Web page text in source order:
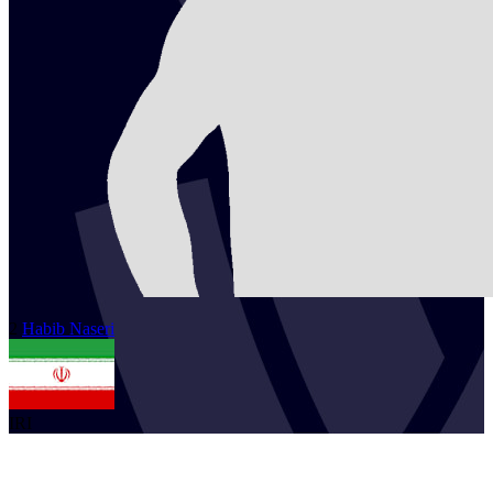
2 Habib Naseri
IRI